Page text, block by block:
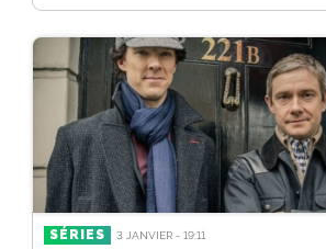
SÉRIES 3 JANVIER - 19:11